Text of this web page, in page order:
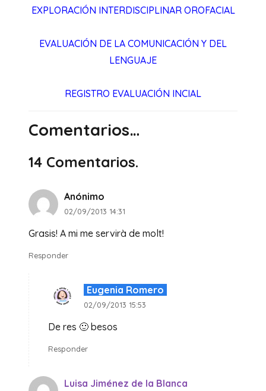
EXPLORACIÓN INTERDISCIPLINAR OROFACIAL
EVALUACIÓN DE LA COMUNICACIÓN Y DEL
LENGUAJE
REGISTRO EVALUACIÓN INCIAL
Comentarios…
14 Comentarios.
Anónimo
02/09/2013 14:31
Grasis! A mi me servirà de molt!
Responder
Eugenia Romero
02/09/2013 15:53
De res 🙂 besos
Responder
Luisa Jiménez de la Blanca